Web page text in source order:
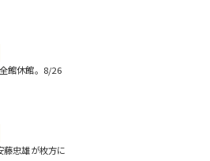
館休館。8/26
藤忠雄が枚方に